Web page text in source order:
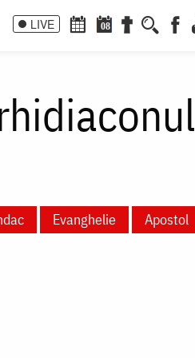
LIVE 08
Evanghelie Apostol